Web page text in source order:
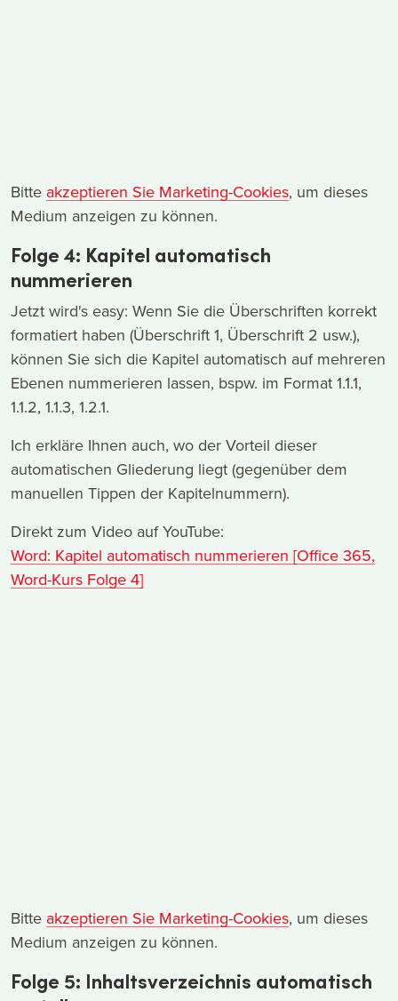
Bitte akzeptieren Sie Marketing-Cookies, um dieses
Medium anzeigen zu können.
Folge 4: Kapitel automatisch
nummerieren
Jetzt wird's easy: Wenn Sie die Überschriften korrekt
formatiert haben (Überschrift 1, Überschrift 2 usw.),
können Sie sich die Kapitel automatisch auf mehreren
Ebenen nummerieren lassen, bspw. im Format 1.1.1,
1.1.2, 1.1.3, 1.2.1.
Ich erkläre Ihnen auch, wo der Vorteil dieser
automatischen Gliederung liegt (gegenüber dem
manuellen Tippen der Kapitelnummern).
Direkt zum Video auf YouTube:
Word: Kapitel automatisch nummerieren [Office 365,
Word-Kurs Folge 4]
Bitte akzeptieren Sie Marketing-Cookies, um dieses
Medium anzeigen zu können.
Folge 5: Inhaltsverzeichnis automatisch